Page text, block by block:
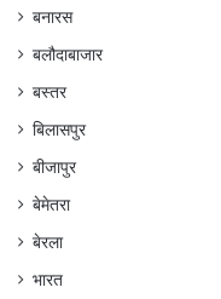
बनारस
बलौदाबाजार
बस्तर
बिलासपुर
बीजापुर
बेमेतरा
बेरला
भारत